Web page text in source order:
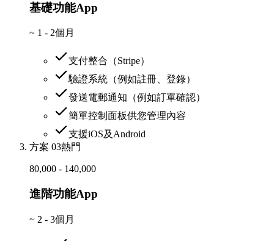
基礎功能App
~ 1 - 2個月
支付整合（Stripe）
驗證系統（例如註冊、登錄）
發送電郵通知（例如訂單確認）
簡單控制面板供您管理內容
支援iOS及Android
方案 03熱門
80,000 - 140,000
進階功能App
~ 2 - 3個月